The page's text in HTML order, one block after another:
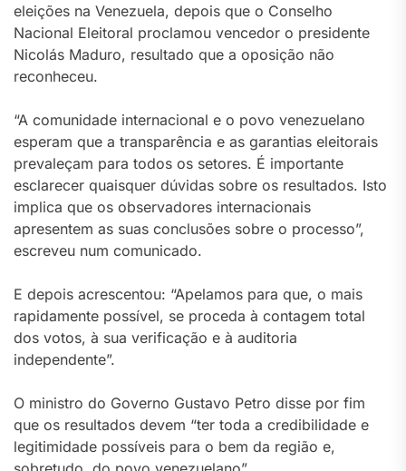
eleições na Venezuela, depois que o Conselho
Nacional Eleitoral proclamou vencedor o presidente
Nicolás Maduro, resultado que a oposição não
reconheceu.
“A comunidade internacional e o povo venezuelano
esperam que a transparência e as garantias eleitorais
prevaleçam para todos os setores. É importante
esclarecer quaisquer dúvidas sobre os resultados. Isto
implica que os observadores internacionais
apresentem as suas conclusões sobre o processo”,
escreveu num comunicado.
E depois acrescentou: “Apelamos para que, o mais
rapidamente possível, se proceda à contagem total
dos votos, à sua verificação e à auditoria
independente”.
O ministro do Governo Gustavo Petro disse por fim
que os resultados devem “ter toda a credibilidade e
legitimidade possíveis para o bem da região e,